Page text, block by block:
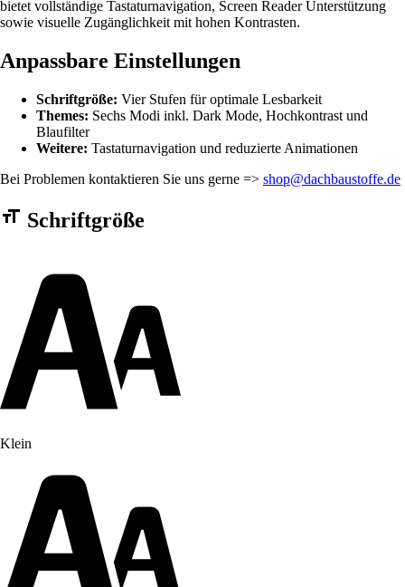
bietet vollständige Tastaturnavigation, Screen Reader Unterstützung
sowie visuelle Zugänglichkeit mit hohen Kontrasten.
Anpassbare Einstellungen
Schriftgröße: Vier Stufen für optimale Lesbarkeit
Themes: Sechs Modi inkl. Dark Mode, Hochkontrast und
Blaufilter
Weitere: Tastaturnavigation und reduzierte Animationen
Bei Problemen kontaktieren Sie uns gerne => shop@dachbaustoffe.de
Barrierefreiheit Einstellungen Formular
Schriftgröße
Klein